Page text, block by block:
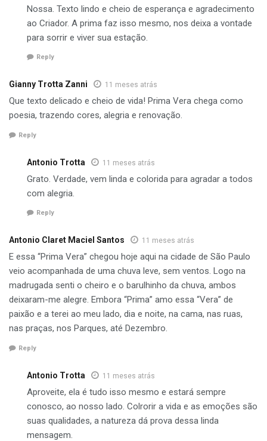
Nossa. Texto lindo e cheio de esperança e agradecimento
ao Criador. A prima faz isso mesmo, nos deixa a vontade
para sorrir e viver sua estação.
Reply
Gianny Trotta Zanni 11 meses atrás
Que texto delicado e cheio de vida! Prima Vera chega como
poesia, trazendo cores, alegria e renovação.
Reply
Antonio Trotta 11 meses atrás
Grato. Verdade, vem linda e colorida para agradar a todos
com alegria.
Reply
Antonio Claret Maciel Santos 11 meses atrás
E essa “Prima Vera” chegou hoje aqui na cidade de São Paulo
veio acompanhada de uma chuva leve, sem ventos. Logo na
madrugada senti o cheiro e o barulhinho da chuva, ambos
deixaram-me alegre. Embora “Prima” amo essa “Vera” de
paixão e a terei ao meu lado, dia e noite, na cama, nas ruas,
nas praças, nos Parques, até Dezembro.
Reply
Antonio Trotta 11 meses atrás
Aproveite, ela é tudo isso mesmo e estará sempre
conosco, ao nosso lado. Colrorir a vida e as emoções são
suas qualidades, a natureza dá prova dessa linda
mensagem.